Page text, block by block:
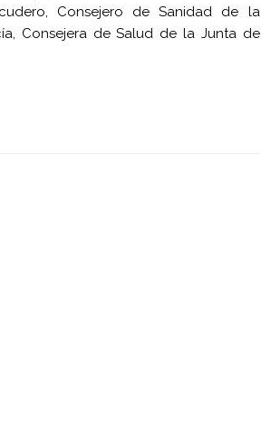
Consejero de Sanidad de la
Consejera de Salud de la Junta de